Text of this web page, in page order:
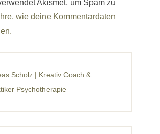
Akismet, um Spam zu
wie deine Kommentardaten